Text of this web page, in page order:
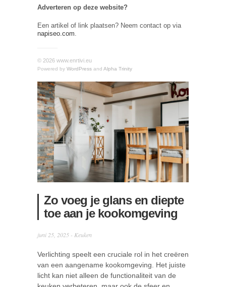
Adverteren op deze website?
Een artikel of link plaatsen? Neem contact op via
napiseo.com.
© 2026 www.enrtivi.eu
Powered by WordPress and Alpha Trinity
Zo voeg je glans en diepte
toe aan je kookomgeving
juni 25, 2025 - Keuken
Verlichting speelt een cruciale rol in het creëren
van een aangename kookomgeving. Het juiste
licht kan niet alleen de functionaliteit van de